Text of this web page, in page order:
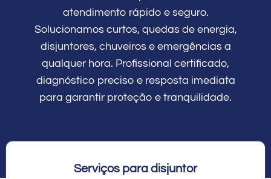
atendimento rápido e seguro.
Solucionamos curtos, quedas de energia,
disjuntores, chuveiros e emergências a
qualquer hora. Profissional certificado,
diagnóstico preciso e resposta imediata
para garantir proteção e tranquilidade.
Serviços para disjuntor